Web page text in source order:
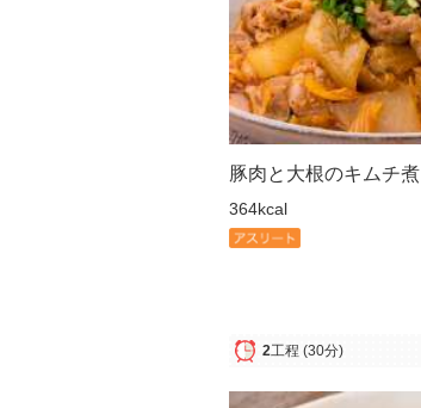
豚肉と大根のキムチ煮
364kcal
2工程 (30分)